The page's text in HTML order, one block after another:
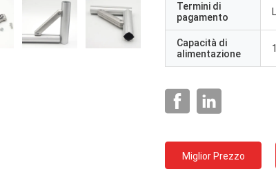
Termini di
pagamento
Capacità di
alimentazione
Miglior Prezzo